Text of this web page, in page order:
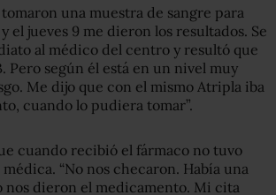
tomaron una muestra de sangre para
el jueves 9 me dieron los resultados. Se
al médico del centro y resultó que
Pero según él está en un nivel muy
Me dijo que con el mismo Atripla iba
cuando lo pudiera tomar”.
cuando recibió el fármaco no tuvo
“No nos checaron. Había una
nos dieron el medicamento. Mi cita